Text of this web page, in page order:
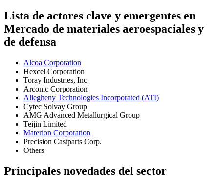
Lista de actores clave y emergentes en
Mercado de materiales aeroespaciales y
de defensa
Alcoa Corporation
Hexcel Corporation
Toray Industries, Inc.
Arconic Corporation
Allegheny Technologies Incorporated (ATI)
Cytec Solvay Group
AMG Advanced Metallurgical Group
Teijin Limited
Materion Corporation
Precision Castparts Corp.
Others
Principales novedades del sector